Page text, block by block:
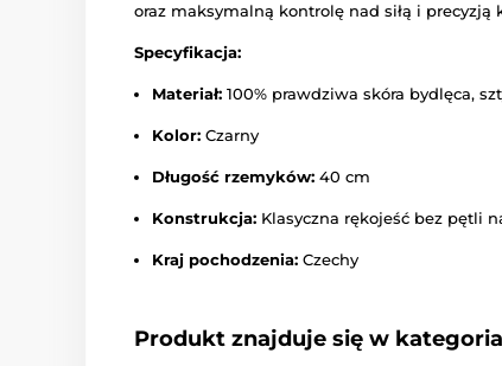
oraz maksymalną kontrolę nad siłą i precyzją
Specyfikacja:
Materiał: 100% prawdziwa skóra bydlęca,
Kolor: Czarny
Długość rzemyków: 40 cm
Konstrukcja: Klasyczna rękojeść bez pętli
Kraj pochodzenia: Czechy
Produkt znajduje się w